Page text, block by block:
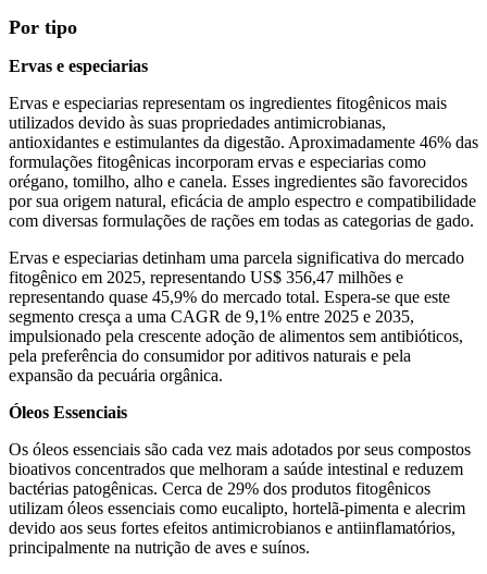
Por tipo
Ervas e especiarias
Ervas e especiarias representam os ingredientes fitogênicos mais
utilizados devido às suas propriedades antimicrobianas,
antioxidantes e estimulantes da digestão. Aproximadamente 46% das
formulações fitogênicas incorporam ervas e especiarias como
orégano, tomilho, alho e canela. Esses ingredientes são favorecidos
por sua origem natural, eficácia de amplo espectro e compatibilidade
com diversas formulações de rações em todas as categorias de gado.
Ervas e especiarias detinham uma parcela significativa do mercado
fitogênico em 2025, representando US$ 356,47 milhões e
representando quase 45,9% do mercado total. Espera-se que este
segmento cresça a uma CAGR de 9,1% entre 2025 e 2035,
impulsionado pela crescente adoção de alimentos sem antibióticos,
pela preferência do consumidor por aditivos naturais e pela
expansão da pecuária orgânica.
Óleos Essenciais
Os óleos essenciais são cada vez mais adotados por seus compostos
bioativos concentrados que melhoram a saúde intestinal e reduzem
bactérias patogênicas. Cerca de 29% dos produtos fitogênicos
utilizam óleos essenciais como eucalipto, hortelã-pimenta e alecrim
devido aos seus fortes efeitos antimicrobianos e antiinflamatórios,
principalmente na nutrição de aves e suínos.